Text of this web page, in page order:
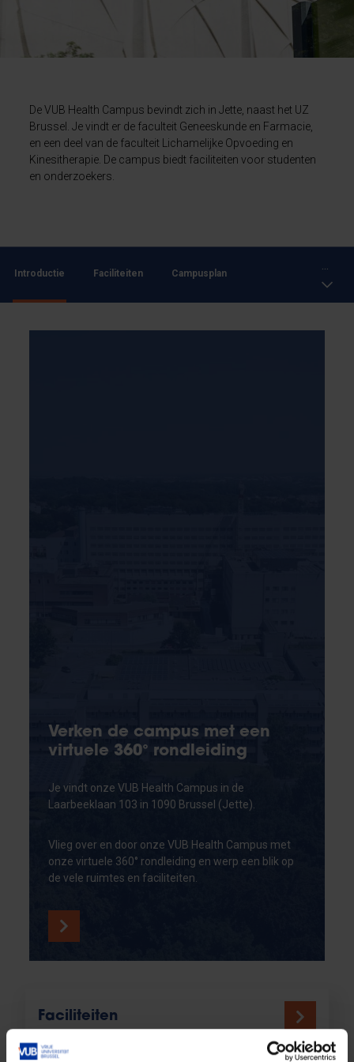
De VUB Health Campus bevindt zich in Jette, naast het UZ
Brussel. Je vindt er de faculteit Geneeskunde en Farmacie,
en een deel van de faculteit Lichamelijke Opvoeding en
Kinesitherapie. De campus biedt faciliteiten voor studenten
en onderzoekers.
Introductie Faciliteiten Campusplan
Verken de campus met een
virtuele 360° rondleiding
Je vindt onze VUB Health Campus in de
Laarbeeklaan 103 in 1090 Brussel (Jette).
Vlieg over en door onze VUB Health Campus met
onze virtuele 360° rondleiding en werp een blik op
de vele ruimtes en faciliteiten.
Faciliteiten